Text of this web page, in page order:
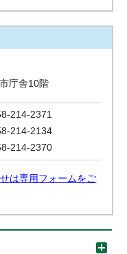
庁舎10階
214-2371
214-2134
214-2370
は専用フォームをご